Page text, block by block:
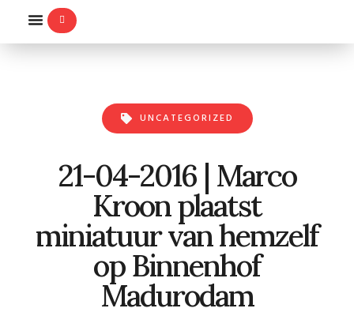
UNCATEGORIZED
21-04-2016 | Marco
Kroon plaatst
miniatuur van hemzelf
op Binnenhof
Madurodam